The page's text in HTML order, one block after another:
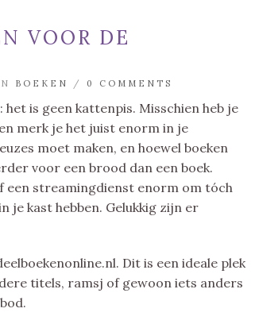
VOOR DE
BOEKEN / 0 COMMENTS
is geen kattenpis. Misschien heb je
merk je het juist enorm in je
moet maken, en hoewel boeken
voor een brood dan een boek.
een streamingdienst enorm om tóch
je kast hebben. Gelukkig zijn er
Dit is een ideale plek
titels, ramsj of gewoon iets anders